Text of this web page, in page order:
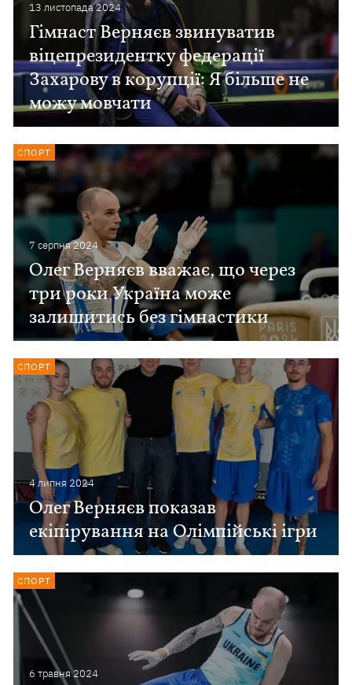
13 листопада 2024
Гімнаст Верняєв звинуватив
віцепрезидентку федерації
Захарову в корупції: Я більше не
можу мовчати
7 серпня 2024
Олег Верняєв вважає, що через
три роки Україна може
залишитись без гімнастики
СПОРТ
4 липня 2024
Олег Верняєв показав
екіпірування на Олімпійські ігри
СПОРТ
6 травня 2024
СПОРТ